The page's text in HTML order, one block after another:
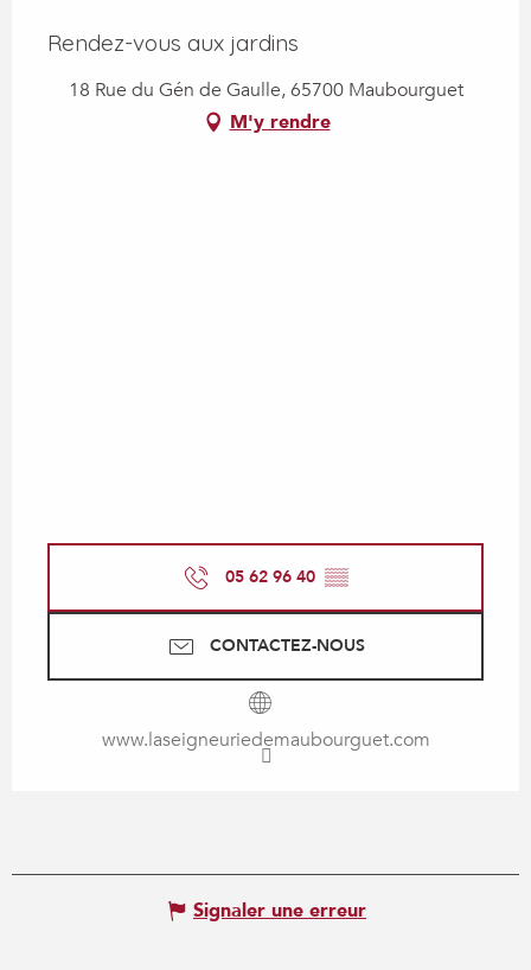
Rendez-vous aux jardins
18 Rue du Gén de Gaulle, 65700 Maubourguet
M'y rendre
05 62 96 40 ▒▒
CONTACTEZ-NOUS
www.laseigneuriedemaubourguet.com
Signaler une erreur